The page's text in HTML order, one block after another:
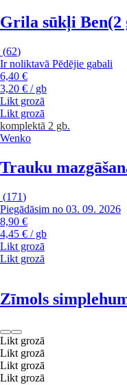
Grila sūkļi Ben(2
(62)
Ir noliktavā Pēdējie gabali
6,40 €
3,20 € / gb
Likt grozā
Likt grozā
komplektā 2 gb.
Wenko
Trauku
(171)
Piegādāsim no 03. 09. 2026
8,90 €
4,45 € / gb
Likt grozā
Likt grozā
Zīmols
Likt grozā
Likt grozā
Likt grozā
Likt grozā